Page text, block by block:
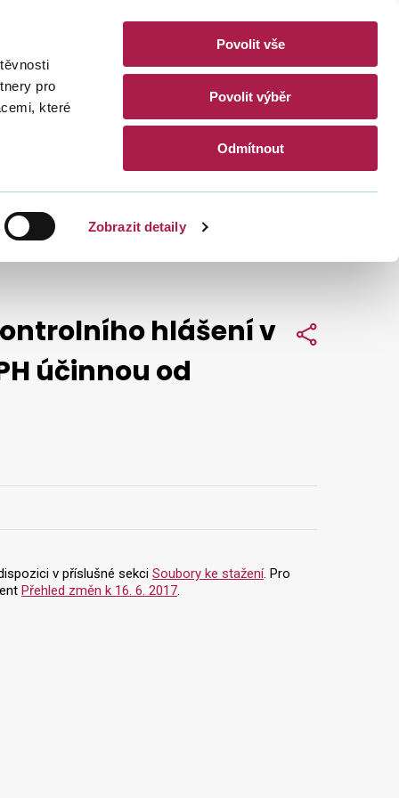
pro
které
Zobrazit detaily
Povolit vše
Povolit výběr
Odmítnout
CZ EN
hlášení v
účinnou od
Sdílet
v příslušné sekci Soubory ke stažení. Pro
Přehled změn k 16. 6. 2017.